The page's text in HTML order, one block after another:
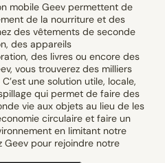
mobile Geev permettent de
de la nourriture et des
des vêtements de seconde
des appareils
des livres ou encore des
vous trouverez des milliers
une solution utile, locale,
qui permet de faire des
vie aux objets au lieu de les
circulaire et faire un
en limitant notre
Geev pour rejoindre notre